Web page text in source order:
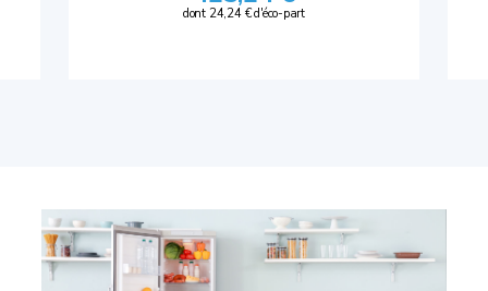
dont 24,24 € d'éco-part